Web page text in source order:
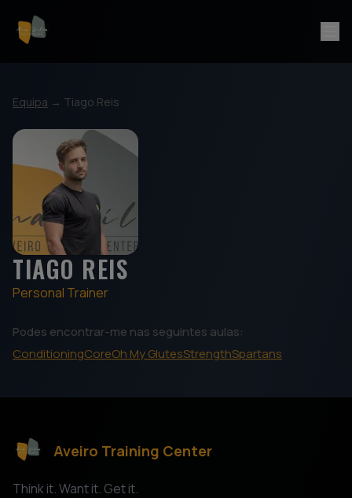
Saltar para o conteúdo
Equipa → Tiago Reis
TIAGO REIS
Personal Trainer
Podes encontrar-me nas seguintes aulas:
ConditioningCoreOh My GlutesStrengthSpartans
Aveiro Training Center
Think it. Want it. Get it.